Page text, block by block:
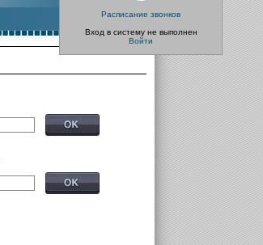
Расписание звонков
Вход в систему не выполнен
Войти